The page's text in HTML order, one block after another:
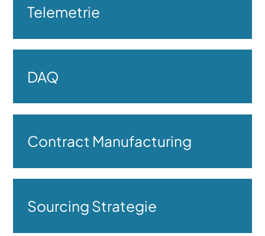
Telemetrie
DAQ
Contract Manufacturing
Sourcing Strategie